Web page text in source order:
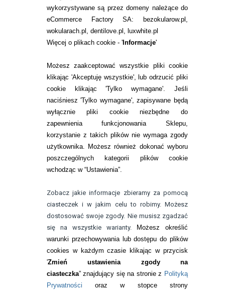
wykorzystywane są przez domeny należące do
eCommerce Factory SA: bezokularow.pl,
wokularach.pl, dentilove.pl, luxwhite.pl
Więcej o plikach cookie - 'Informacje'
Możesz zaakceptować wszystkie pliki cookie
klikając 'Akceptuję wszystkie', lub odrzucić pliki
cookie klikając 'Tylko wymagane'. Jeśli
naciśniesz 'Tylko wymagane', zapisywane będą
wyłącznie pliki cookie niezbędne do
zapewnienia funkcjonowania Sklepu,
korzystanie z takich plików nie wymaga zgody
użytkownika. Możesz również dokonać wyboru
poszczególnych kategorii plików cookie
wchodząc w “Ustawienia”.
Zobacz jakie informacje zbieramy za pomocą
ciasteczek i w jakim celu to robimy. Możesz
dostosować swoje zgody. Nie musisz zgadzać
się na wszystkie warianty.
Możesz określić
warunki przechowywania lub dostępu do plików
cookies w każdym czasie klikając w przycisk
'Zmień ustawienia zgody na
ciasteczka” znajdujący się na stronie z Polityką
Prywatności oraz w stopce strony
WARUNKI ZAKUPÓW
RANKINGI SOCZEWEK
SOCZEWKI KOLOROWE
Zwrot (odstąpienie od umowy)
ZMIEŃ USTAWIENIA ZGODY NA CIASTECZKA
KONTAKT
telefon:
22 113 44 42
telefon:
732 08 08 72
kontakt@bezokularow.pl